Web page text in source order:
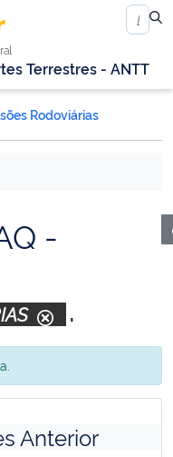
Terrestres - ANTT
Rodoviárias
-
.
Anterior